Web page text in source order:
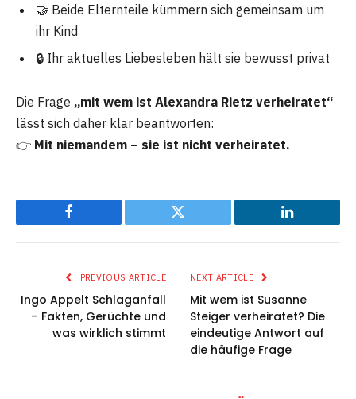
🤝 Beide Elternteile kümmern sich gemeinsam um
ihr Kind
🔒 Ihr aktuelles Liebesleben hält sie bewusst privat
Die Frage „mit wem ist Alexandra Rietz verheiratet“
lässt sich daher klar beantworten:
👉 Mit niemandem – sie ist nicht verheiratet.
Facebook Twitter LinkedIn
PREVIOUS ARTICLE
Ingo Appelt Schlaganfall
– Fakten, Gerüchte und
was wirklich stimmt
NEXT ARTICLE
Mit wem ist Susanne
Steiger verheiratet? Die
eindeutige Antwort auf
die häufige Frage